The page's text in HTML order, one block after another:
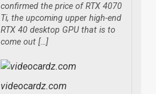
confirmed the price of RTX 4070
Ti, the upcoming upper high-end
RTX 40 desktop GPU that is to
come out […]
videocardz.com